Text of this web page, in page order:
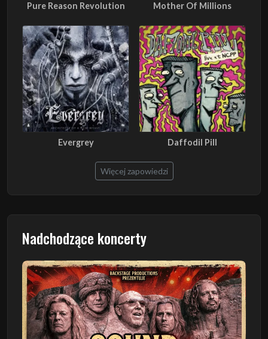
Pure Reason Revolution Mother Of Millions
Evergrey Daffodil Pill
Więcej zapowiedzi
Nadchodzące koncerty